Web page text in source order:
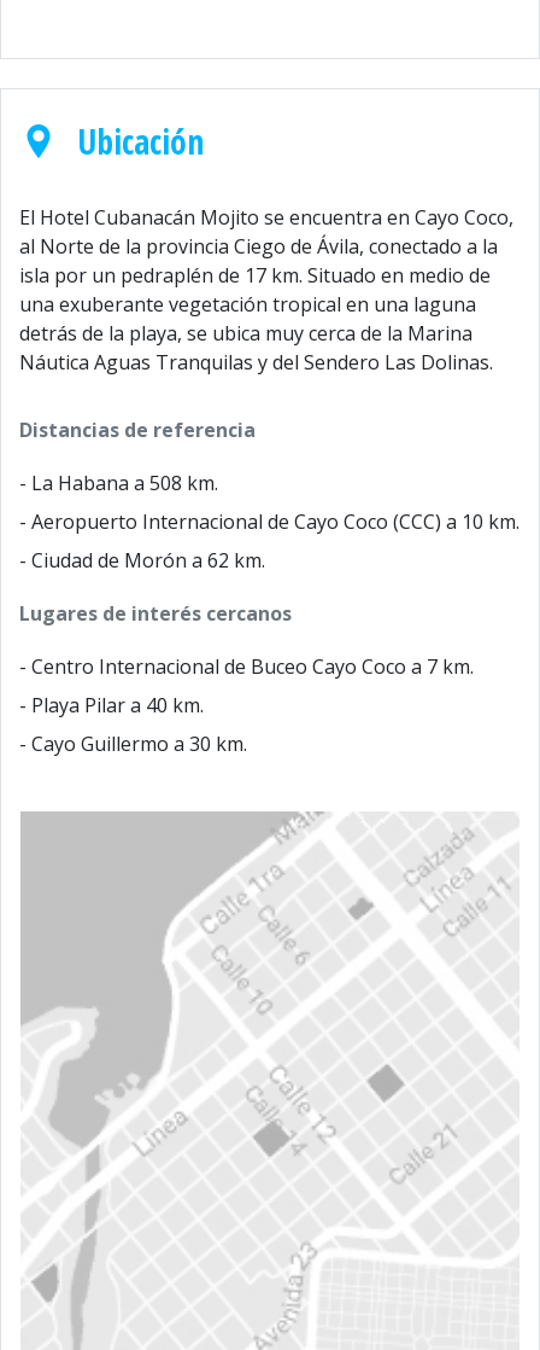
Ubicación
El Hotel Cubanacán Mojito se encuentra en Cayo Coco,
al Norte de la provincia Ciego de Ávila, conectado a la
isla por un pedraplén de 17 km. Situado en medio de
una exuberante vegetación tropical en una laguna
detrás de la playa, se ubica muy cerca de la Marina
Náutica Aguas Tranquilas y del Sendero Las Dolinas.
Distancias de referencia
- La Habana a 508 km.
- Aeropuerto Internacional de Cayo Coco (CCC) a 10 km.
- Ciudad de Morón a 62 km.
Lugares de interés cercanos
- Centro Internacional de Buceo Cayo Coco a 7 km.
- Playa Pilar a 40 km.
- Cayo Guillermo a 30 km.